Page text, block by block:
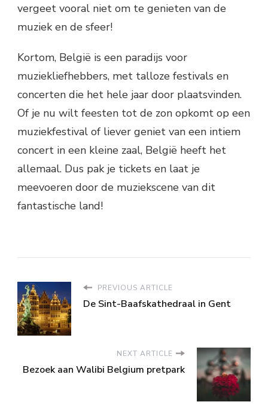
vergeet vooral niet om te genieten van de
muziek en de sfeer!
Kortom, België is een paradijs voor
muziekliefhebbers, met talloze festivals en
concerten die het hele jaar door plaatsvinden.
Of je nu wilt feesten tot de zon opkomt op een
muziekfestival of liever geniet van een intiem
concert in een kleine zaal, België heeft het
allemaal. Dus pak je tickets en laat je
meevoeren door de muziekscene van dit
fantastische land!
PREVIOUS ARTICLE
De Sint-Baafskathedraal in Gent
NEXT ARTICLE
Bezoek aan Walibi Belgium pretpark